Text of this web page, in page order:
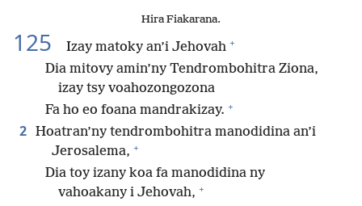
Hira Fiakarana.
125 Izay matoky an’i Jehovah +
Dia mitovy amin’ny Tendrombohitra Ziona,
izay tsy voahozongozona
Fa ho eo foana mandrakizay. +
2 Hoatran’ny tendrombohitra manodidina an’i
Jerosalema, +
Dia toy izany koa fa manodidina ny
vahoakany i Jehovah, +